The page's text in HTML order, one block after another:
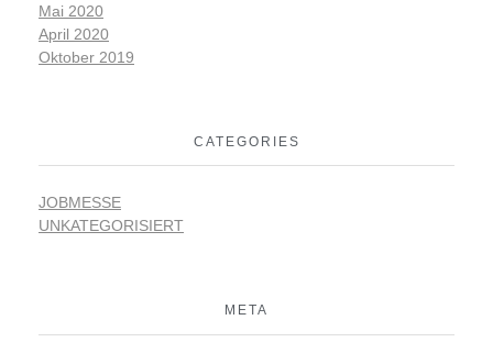
Mai 2020
April 2020
Oktober 2019
CATEGORIES
JOBMESSE
UNKATEGORISIERT
META